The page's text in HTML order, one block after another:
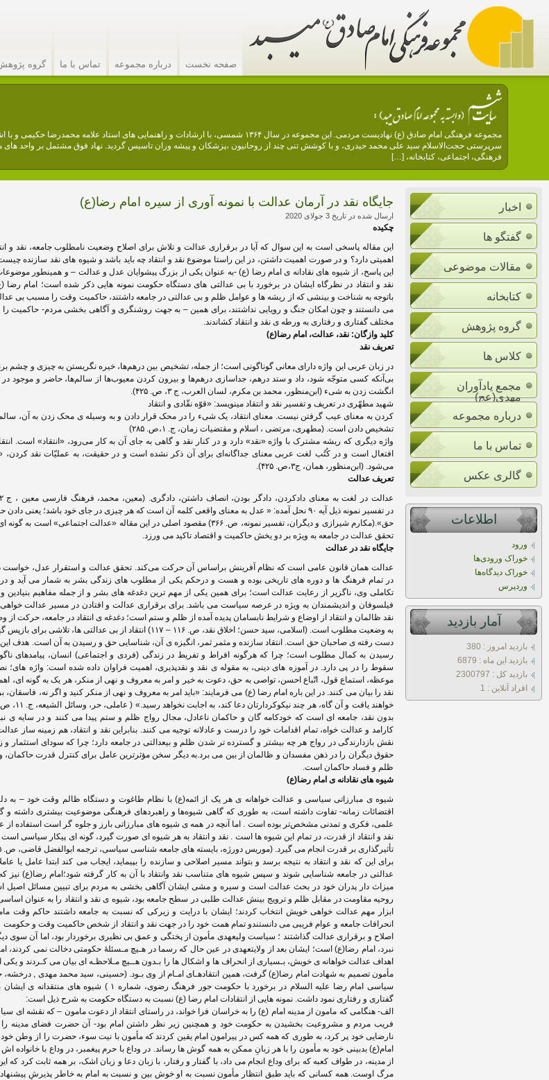
صفحه نخست درباره مجموعه تماس با ما گروه
مجموعه فرهنگی امام صادق (ع) نهادیست مردمی. این مجموعه در سال ۱۳۶۴ شمسی، با ارشادات و راهنمایی های استاد علامه محمدرضا
سرپرستی حجت‌الاسلام سید علی محمد حیدری، و با کوشش تنی چند از روحانیون ،پزشکان و پیشه وران تاسیس گردید. نهاد فوق مشتمل بر واحد های
فرهنگی، اجتماعی، کتابخانه، […]
اخبار
گفتگو ها
مقالات موضوعی
کتابخانه
گروه پژوهش
کلاس ها
مجمع یادآوران
مهدی(عج)
درباره مجموعه
تماس با ما
گالری عکس
اطلاعات
ورود
خوراک ورودی‌ها
خوراک دیدگاه‌ها
وردپرس
آمار بازديد
بازديد امروز : 380
بازديد اين ماه : 6879
بازديد کل : 2300797
افراد آنلاين : 1
جایگاه نقد در آرمان عدالت با نمونه آوری از سیره امام رضا(ع)
ارسال شده در تاریخ 3 جولای 2020
چکیده
این مقاله پاسخی است به این سوال که آیا در برقراری عدالت و تلاش برای اصلاح وضعیت نامطلوب جامعه، نقد و
اهمیتی دارد؟ و در صورت اهمیت داشتن، در این راستا موضوع نقد و انتقاد چه باید باشد و شیوه های نقد سازنده
این پاسخ، از شیوه های نقادانه ی امام رضا (ع) -به عنوان یکی از بزرگ پیشوایان عدل و عدالت – و همینطور
نقد و انتقاد در نظرگاه ایشان در برخورد با بی عدالتی های دستگاه حکومت نمونه هایی ذکر شده است؛ امام
باتوجه به شناخت و بینشی که از ریشه ها و عوامل ظلم و بی عدالتی در جامعه داشتند، حاکمیت وقت را مسبب بی
می دانستند و چون امکان جنگ و رویایی نداشتند، برای همین – به جهت روشنگری و آگاهی بخشی مردم- حاکمیت را
مختلف گفتاری و رفتاری به ورطه ی نقد و انتقاد کشاندند.
کلید وازگان: نقد، عدالت، امام رضا(ع)
تعریف نقد
در زبان عربی این واژه دارای معانی گوناگونی است؛ از جمله، تشخیص بین درهم‌ها، خیره نگریستن به چیزی و چشم
بی‌آنکه کسی متوجّه شود، داد و ستد درهم، جداسازی درهم‌ها و بیرون کردن معیوب‌ها از سالم‌ها، حاضر و موجود در
انگشت زدن به شیء (ابن‌منظور، محمد بن مکرم، لسان العرب، ج ۳، ص. ۴۲۵).
شهید مطهّری در تعریف و تفسیر نقد و انتقاد می‏نویسد: «قوّه نقّادی و انتقاد
کردن به معنای عیب گرفتن نیست. معنای انتقاد، یک شی‏ء را در محک قرار دادن و به‌ وسیله ی محک زدن به آن، سالم
تشخیص دادن است. (مطهری، مرتضی ، اسلام و مقتضیات زمان، ج. ۱،ص. ۲۸۵)
واژه دیگری که ریشه مشترک با واژه «نقد» دارد و در کنار نقد و گاهی به جای آن به کار می‌رود، «انتقاد» است.
افتعال است و در کُتُب لغت عربی معنای جداگانه‌ای برای آن ذکر نشده است و در حقیقت، به عملیّات نقد کردن،
می‌شود. (ابن‌منظور، همان، ج۳،ص. ۴۲۵).
تعریف عدالت
در تفسیر نمونه ذیل آیه ۹۰ نحل آمده: « عدل به معنای واقعی کلمه آن است که هر چیزی در جای خود باشد؛ یعنی
حق».(مکارم شیرازی و دیگران، تفسیر نمونه، ص. ۳۶۶) مقصود اصلی در این مقاله «عدالت اجتماعی» است
تحقق عدالت در جامعه به ویژه بر دو یخش حاکمیت و اقتصاد تاکید می ورزد.
جایگاه نقد در عدالت
عدالت همان قانون عامی است که نظام آفرینش براساس آن حرکت می‌کند. تحقق عدالت و استقرار عدل، خواست
در تمام فرهنگ ها و دوره های تاریخی بوده و هست و درحکم یکی از مطلوب های زندگی بشر به شمار می آید و
تکاملی‌ وی، ناگزیر از رعایت عدالت است؛ برای همین یکی از مهم ترین دغدغه های بشر و از جمله مفاهیم بنیادین
فیلسوفان و اندیشمندان به ویژه در عرصه سیاست می باشد. برای برقراری عدالت و افتادن در مسیر عدالت
نقد ظالمان و انتقاد از اوضاع و شرایط نابسامان پدیده آمده از ظلم و ستم است؛ دغدغه ی انتقاد در جامعه، حرکت از
به وضعیت مطلوب است. (اسلامی، سید حسن؛ اخلاق نقد، ص. ۱۱۶ – ۱۱۷) انتقاد از بی عدالتی ها،
دست رفته ی صاحبان حق است. انتقاد سازنده و مثمر ثمر، انگیزه ی آن، شناسایی حق و رسیدن به آن است. هدف این
رسیدن به کمال مطلوب است؛ چرا که هرگونه افراط و تفریط در زندگی (فردی و اجتماعی) انسان، پیامدهای
سقوط را در پی دارد. در آموزه های دینی، به مقوله ی نقد و نقدپذیری، اهمیت فراوان داده شده است: واژه های؛
موعظه، استماع قول، اتّباع احسن، تواصی به حق، دعوت به خیر و امر به معروف و نهی از منکر، هر یک به گونه ای،
نقد را بیان می کنند. در این باره امام رضا (ع) می فرمایند: «باید امر به معروف و نهی از منکر کنید و اگر نه،
بدون نقد، جامعه ای است که خودکامه گان و حاکمان ناعادل، مجال رواج ظلم و ستم پیدا می کنند و در سایه ی
کارامد و عدالت خواه، تمام اقدامات خود را درست و عادلانه توجیه می کنند. بنابراین نقد و انتقاد، هم زمینه ساز
نقش بازدارندگی در رواج هر چه بیشتر و گسترده تر شدن ظلم و بیعدالتی در جامعه دارد؛ چرا که سودای استثمار و
حقوق دیگران را در ذهن مفسدان و ظالمان از بین می برد.به دیگر سخن مؤثرترین عامل برای کنترل قدرت حاکمان،
ظلم و فساد حاکمان است.
شیوه های نقادانه ی امام رضا(ع)
شیوه ی مبارزاتی سیاسی و عدالت خواهانه ی هر یک از ائمه(ع) با نظام طاغوت و دستگاه ظالم وقت خود – به
اقتضائات زمانه- تفاوت داشته است، به طوری که گاهی شیوه‌ها و راهبردهای فرهنگی موضوعیت بیشتری داشته و
علمی، فکری و تمدنی مشخص‌تر بوده است . اما آنچه در همه ی شیوه های مبارزاتی بارز و جلوه گر است استفاده
نقد و انتقاد از قدرت، در تمام این شیوه ها است . نقد و انتقاد به هر شیوه ای صورت گیرد، گونه ای پیکار سیاسی است
تأثیرگذاری بر قدرت انجام می گیرد. (موریس دورژه، بایسته های جامعه شناسی سیاسی، ترجمه ابوالفضل قاضی، ص. ۲۲۵).
برای این که نقد و انتقاد به نتیجه برسد و بتواند مسیر اصلاحی و سازنده را بپیماید، ایجاب می کند ابتدا عامل یا
عدالتی در جامعه شناسایی شوند و سپس شیوه های متناسب نقد وانتقاد با آن به کار گرفته شود؛امام رضا(ع) نیز
میزاث دار پدران خود در بحث عدالت است و سیره و مشی ایشان آگاهی بخشی به مردم برای تبیین مسائل اصیل
روحیه مقاومت در مقابل ظلم و ترویج بینش عدالت طلبی در سطح جامعه بود، شیوه ی نقد و انتقاد را به عنوان
ابزار مهم عدالت خواهی خویش انتخاب کردند؛ ایشان با درایت و زیرکی که نسبت به جامعه داشتند حاکم وقت
انحرافات جامعه و عوام فریبی می دانستندو تمام همت خود را در جهت نقد و انتقاد از شخص حاکمیت وقت و حکومت
اصلاح و برقراری عدالت گذاشتند ؛ سیاست ولیعهدی مأمون از پختگی و عمق بی نظیری برخوردار بود، اما آن سوی
نبرد، امام رضا(ع) است؛ ایشان بعد از ولایتعهدی در عین حال که رسما در هـیچ مـسئلۀ حکومتی دخالت نمی کردند،
اهداف عدالت خواهانه ی خویش، بـسیاری از انحراف ها و اشکال ها را بـدون هــیچ مـلاحظـه ای بیان می کـردند و یکی
مأمون تصمیم به شهادت امام رضا(ع) گرفت، همین انتقادهـای امـام از وی بـود. (حسینی، سید محمد مهدی , درخشه،
سیاسی امام رضا علیه السلام در برخورد با حکومت جور فرهنگ رضوی، شماره ۱ )
گفتاری و رفتاری نمود داشت. نمونه هایی از انتقادات امام رضا (ع) نسبت به دستگاه حکومت به شرح ذیل است:
الف- هنگامی که مامون از مدینه امام (ع) را به خراسان فرا خواند، در راستای انتقاد از دعوت مامون – که نقشه ای
فریب مردم و مشروعیت بخشیدن به حکومت خود و همچنین زیر نظر داشتن امام بود- آن حضرت فضای مدینه را
نارضایی خود پر کرد، به طوری که همه کس در پیرامون امام یقین کردند که مأمون با نیت سوء، حضرت را از وطن
امام(ع) بدبینی خود به مأمون را با هر زبانِ ممکن به همه گوش ها رساند. در وداع با حرم پیغمبر، در وداع با خانواده
از مدینه، در طواف کعبه که برای وداع انجام می داد، با گفتار و رفتار، با زبان دعا و زبان اشک، بر همه ثابت کرد که
مرگ اوست. همه کسانی که باید طبق انتظار مأمون نسبت به او خوش بین و نسبت به امام به خاطر پذیرشِ پیشنهاد